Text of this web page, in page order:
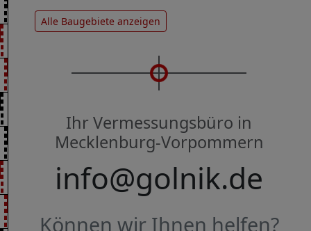
Alle Baugebiete anzeigen
Ihr Vermessungsbüro in
Mecklenburg-Vorpommern
info@golnik.de
Können wir Ihnen helfen?